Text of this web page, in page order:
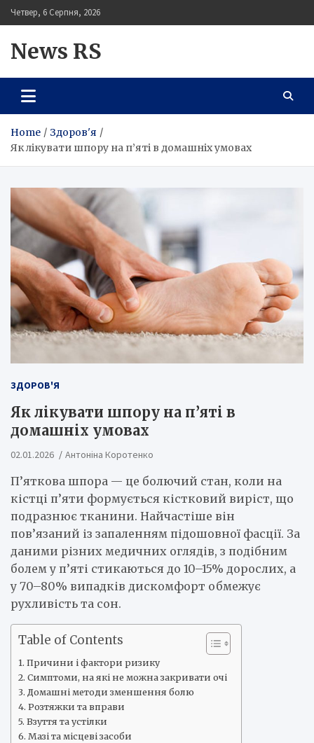
Skip
to
Четвер, 6 Серпня, 2026
News RS
Home
Здоров'я
Як лікувати шпору на п’яті в домашніх умовах
ЗДОРОВ'Я
Як лікувати шпору на п’яті в
домашніх умовах
02.01.2026 Антоніна Коротенко
П’яткова шпора — це болючий стан, коли на
кістці п’яти формується кістковий виріст, що
подразнює тканини. Найчастіше він
пов’язаний із запаленням підошовної фасції. За
даними різних медичних оглядів, з подібним
болем у п’яті стикаються до 10–15% дорослих, а
у 70–80% випадків дискомфорт обмежує
рухливість та сон.
Table of Contents
Причини і фактори ризику
Симптоми, на які не можна закривати очі
Домашні методи зменшення болю
Розтяжки та вправи
Взуття та устілки
Мазі та місцеві засоби